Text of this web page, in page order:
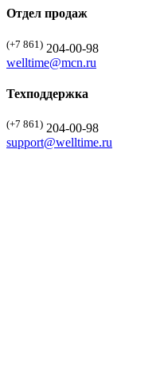
Отдел продаж
(+7 861) 204-00-98
welltime@mcn.ru
Техподдержка
(+7 861) 204-00-98
support@welltime.ru